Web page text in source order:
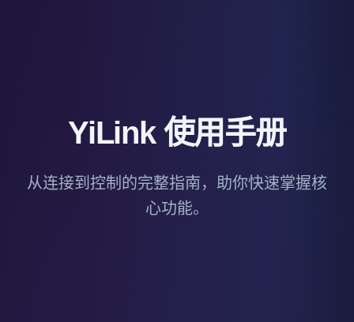
YiLink 使用手册
从连接到控制的完整指南，助你快速掌握核
心功能。